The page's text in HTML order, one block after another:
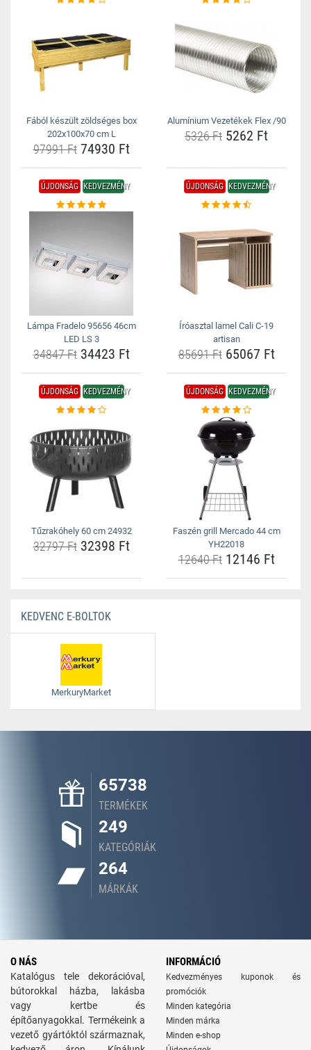
Fából készült zöldséges box
202x100x70 cm L
97991 Ft74930 Ft
Alumínium Vezetékek Flex /90
5326 Ft 5262 Ft
ÚJDONSÁG KEDVEZMÉNY
Lámpa Fradelo 95656 46cm
LED LS 3
34847 Ft34423 Ft
ÚJDONSÁG KEDVEZMÉNY
Íróasztal lamel Cali C-19
artisan
85691 Ft65067 Ft
ÚJDONSÁG KEDVEZMÉNY
Tűzrakóhely 60 cm 24932
32797 Ft32398 Ft
ÚJDONSÁG KEDVEZMÉNY
Faszén grill Mercado 44 cm
YH22018
12640 Ft12146 Ft
KEDVENC E-BOLTOK
MerkuryMarket
65738
TERMÉKEK
249
KATEGÓRIÁK
264
MÁRKÁK
O NÁS
Katalógus tele dekorációval,
bútorokkal házba, lakásba
vagy kertbe és
építőanyagokkal. Termékeink a
vezető gyártóktól származnak,
INFORMÁCIÓ
Kedvezményes kuponok és
promóciók
Minden kategória
Minden márka
Minden e-shop